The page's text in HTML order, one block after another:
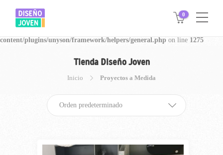
Warning: Invalid argument supplied for foreach() in
/www/disegnojoven.com.ar/htdocs/wp-
content/plugins/unyson/framework/helpers/general.php on line 1275
0
Tienda Diseño Joven
Inicio Proyectos a Medida
Orden predeterminado